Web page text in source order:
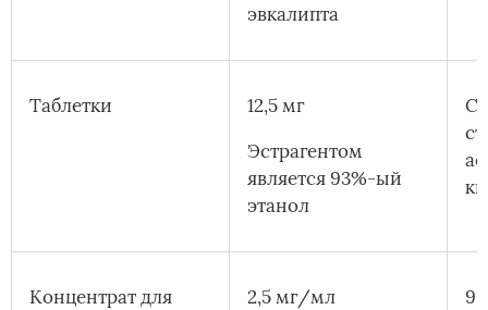
эвкалипта
Таблетки
12,5 мг
Эстрагентом
является 93%-ый
этанол
Концентрат для
2,5 мг/мл